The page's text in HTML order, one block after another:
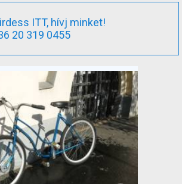
ITT, hívj minket!
20 319 0455